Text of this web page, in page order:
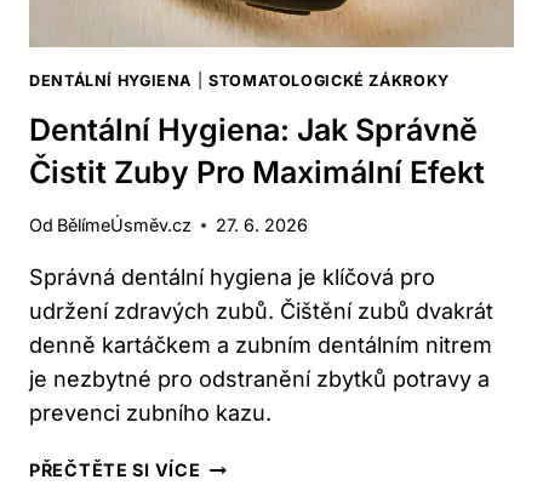
DENTÁLNÍ HYGIENA STOMATOLOGICKÉ ZÁKROKY
Dentální Hygiena: Jak Správně
Čistit Zuby Pro Maximální Efekt
Od BělímeÚsměv.cz 27. 6. 2026
Správná dentální hygiena je klíčová pro
udržení zdravých zubů. Čištění zubů dvakrát
denně kartáčkem a zubním dentálním nitrem
je nezbytné pro odstranění zbytků potravy a
prevenci zubního kazu.
PŘEČTĚTE SI VÍCE DENTÁLNÍ